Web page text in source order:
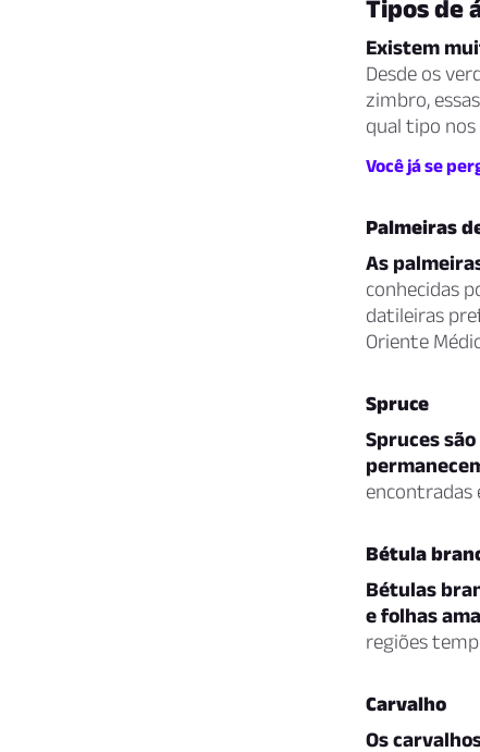
Tipos de
Existem
Desde os
zimbro,
qual tipo nos
Você já se
Palmeiras
As
conhecidas
datileiras
Oriente
Spruce
Spruces
encontradas
Bétula
Bétulas
e folhas
regiões
Carvalho
Os